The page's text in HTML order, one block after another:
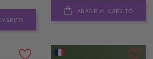
AÑADIR AL CARRITO